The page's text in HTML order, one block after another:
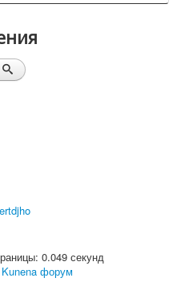
0.049 секунд
Kunena форум